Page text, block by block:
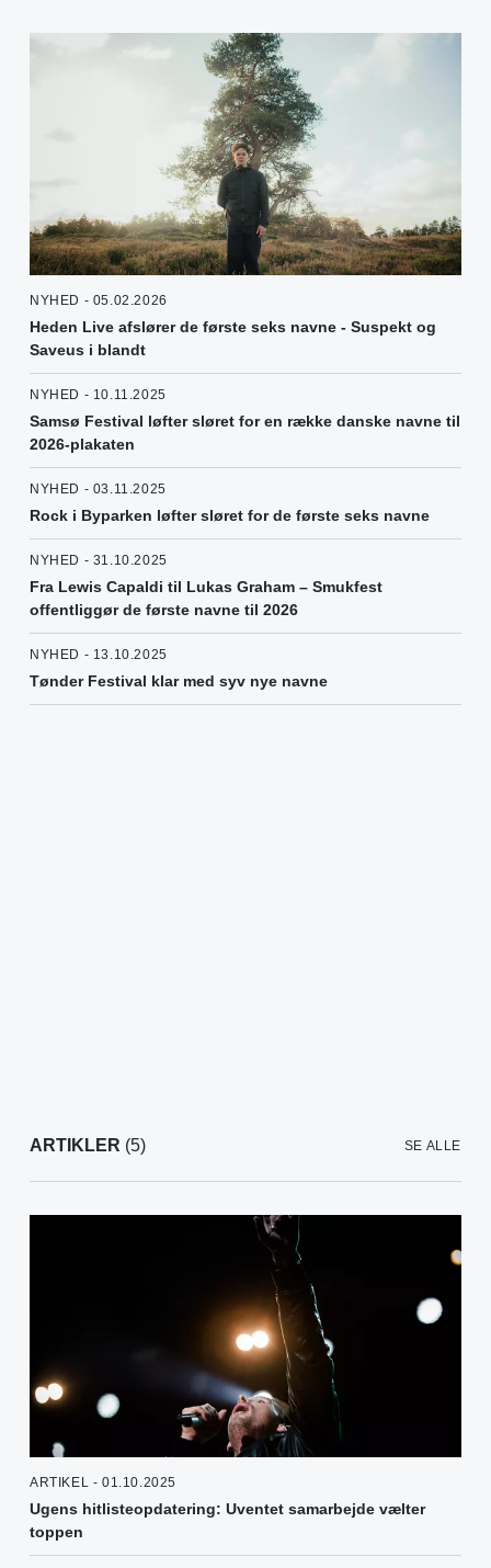
NYHED - 05.02.2026
Heden Live afslører de første seks navne - Suspekt og
Saveus i blandt
NYHED - 10.11.2025
Samsø Festival løfter sløret for en række danske navne til
2026-plakaten
NYHED - 03.11.2025
Rock i Byparken løfter sløret for de første seks navne
NYHED - 31.10.2025
Fra Lewis Capaldi til Lukas Graham – Smukfest
offentliggør de første navne til 2026
NYHED - 13.10.2025
Tønder Festival klar med syv nye navne
ARTIKLER (5) SE ALLE
ARTIKEL - 01.10.2025
Ugens hitlisteopdatering: Uventet samarbejde vælter
toppen